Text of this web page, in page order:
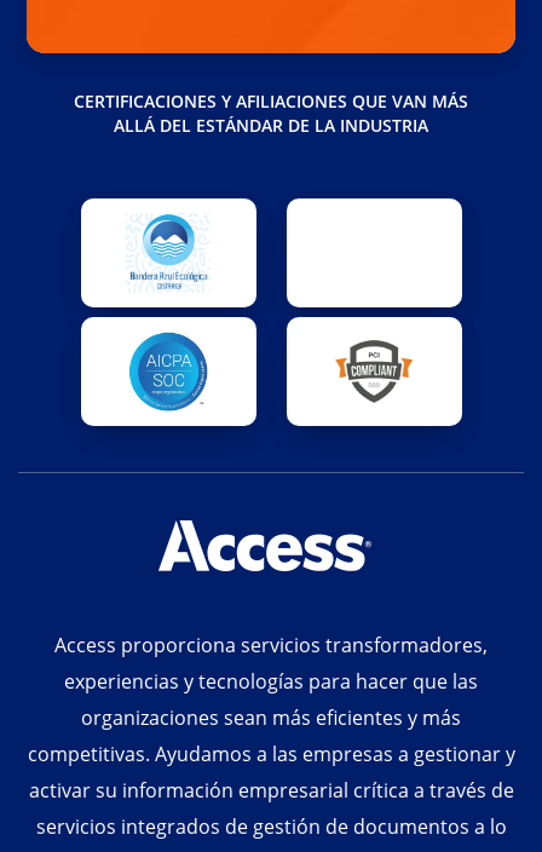
CERTIFICACIONES Y AFILIACIONES QUE VAN MÁS
ALLÁ DEL ESTÁNDAR DE LA INDUSTRIA
Access proporciona servicios transformadores,
experiencias y tecnologías para hacer que las
organizaciones sean más eficientes y más
competitivas. Ayudamos a las empresas a gestionar y
activar su información empresarial crítica a través de
servicios integrados de gestión de documentos a lo